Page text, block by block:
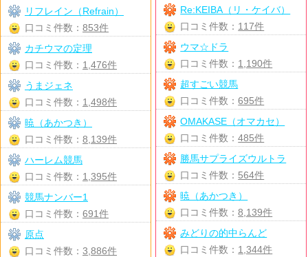
Re:KEIBA（リ・ケイバ）
口コミ件数： 117件
ウマ☆ドラ
口コミ件数： 1,190件
超すごい競馬
口コミ件数：695件
OMAKASE（オマカセ）
口コミ件数：485件
勝馬サプライズウルトラ
口コミ件数： 564件
暁（あかつき）
口コミ件数：8,139件
みどりの的中らんど
口コミ件数： 1,344件
リフレイン（Refrain）
口コミ件数： 853件
カチウマの定理
口コミ件数： 1,476件
うまジェネ
口コミ件数： 1,498件
暁（あかつき）
口コミ件数： 8,139件
ハーレム競馬
口コミ件数： 1,395件
競馬ナンバー1
口コミ件数： 691件
原点
口コミ件数： 3,886件